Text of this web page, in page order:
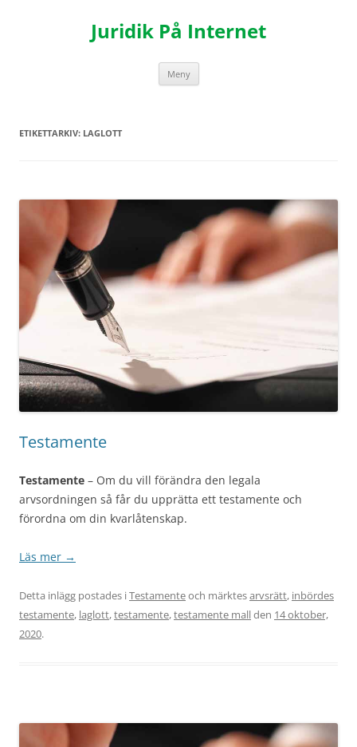
Juridik På Internet
Meny
ETIKETTARKIV: LAGLOTT
Testamente
Testamente – Om du vill förändra den legala
arvsordningen så får du upprätta ett testamente och
förordna om din kvarlåtenskap.
Läs mer →
Detta inlägg postades iTestamenteoch märktesarvsrätt, inbördes
testamente, laglott,testamente,testamente mallden 14 oktober,
2020.